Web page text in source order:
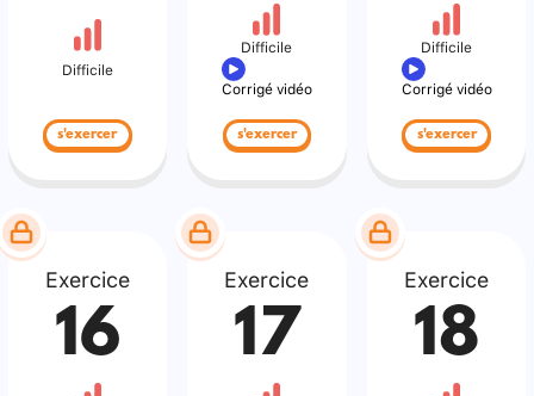
Difficile
s'exercer
Difficile
Corrigé vidéo
s'exercer
Difficile
Corrigé vidéo
s'exercer
Exercice
16
Exercice
17
Exercice
18